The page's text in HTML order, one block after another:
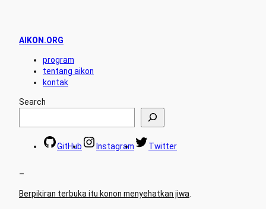
AIKON.ORG
program
tentang aikon
kontak
Search
GitHub Instagram Twitter
–
Berpikiran terbuka itu konon menyehatkan jiwa